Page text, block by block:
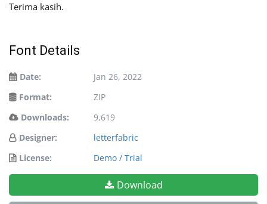
Terima kasih.
Font Details
Date:
Jan 26, 2022
Format:
ZIP
Downloads:
9,619
Designer:
letterfabric
License:
Demo / Trial
Download